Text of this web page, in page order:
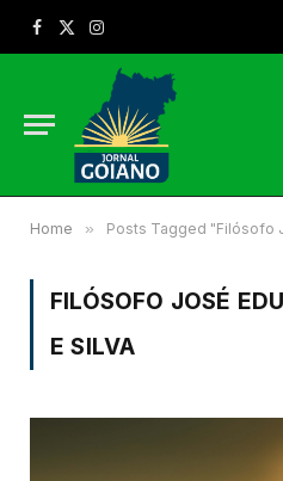
Facebook
X
Instagram
Home » Posts Tagged "Filósofo
FILÓSOFO JOSÉ
E SILVA